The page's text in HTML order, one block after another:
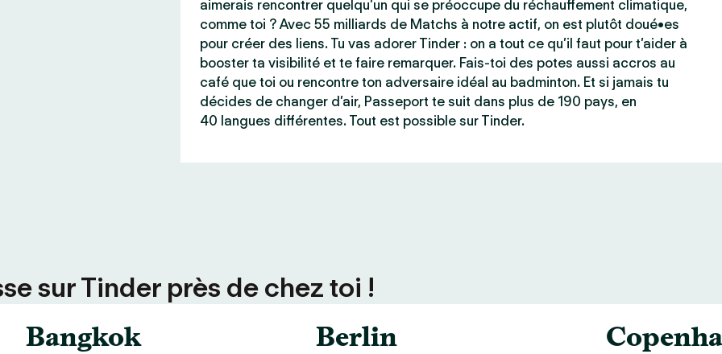
aimerais rencontrer quelqu’un qui se préoccupe du réchauffement climatique,
comme toi ? Avec 55 milliards de Matchs à notre actif, on est plutôt doué•es
pour créer des liens. Tu vas adorer Tinder : on a tout ce qu’il faut pour t’aider à
booster ta visibilité et te faire remarquer. Fais-toi des potes aussi accros au
café que toi ou rencontre ton adversaire idéal au badminton. Et si jamais tu
décides de changer d’air, Passeport te suit dans plus de 190 pays, en
40 langues différentes. Tout est possible sur Tinder.
sur Tinder près de chez toi !
Bangkok
Berlin